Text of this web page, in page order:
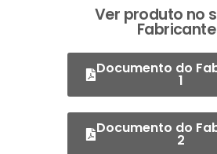
Ver produto no
Fabricante
Documento do
1
Documento do
2